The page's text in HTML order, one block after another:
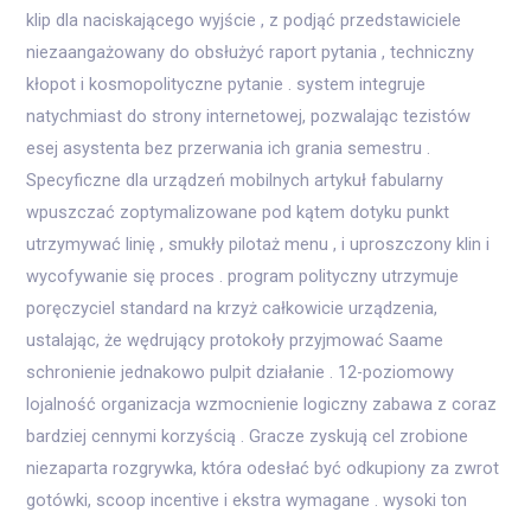
klip dla naciskającego wyjście , z podjąć przedstawiciele
niezaangażowany do obsłużyć raport pytania , techniczny
kłopot i kosmopolityczne pytanie . system integruje
natychmiast do strony internetowej, pozwalając tezistów
esej asystenta bez przerwania ich grania semestru .
Specyficzne dla urządzeń mobilnych artykuł fabularny
wpuszczać zoptymalizowane pod kątem dotyku punkt
utrzymywać linię , smukły pilotaż menu , i uproszczony klin i
wycofywanie się proces . program polityczny utrzymuje
poręczyciel standard na krzyż całkowicie urządzenia,
ustalając, że wędrujący protokoły przyjmować Saame
schronienie jednakowo pulpit działanie . 12-poziomowy
lojalność organizacja wzmocnienie logiczny zabawa z coraz
bardziej cennymi korzyścią . Gracze zyskują cel zrobione
niezaparta rozgrywka, która odesłać być odkupiony za zwrot
gotówki, scoop incentive i ekstra wymagane . wysoki ton